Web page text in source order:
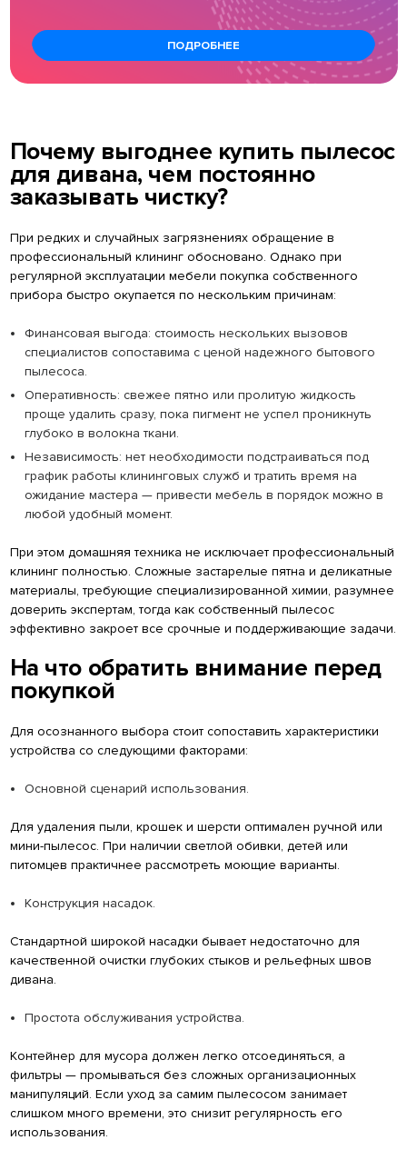
ПОДРОБНЕЕ
Почему выгоднее купить пылесос
для дивана, чем постоянно
заказывать чистку?
При редких и случайных загрязнениях обращение в
профессиональный клининг обосновано. Однако при
регулярной эксплуатации мебели покупка собственного
прибора быстро окупается по нескольким причинам:
Финансовая выгода: стоимость нескольких вызовов
специалистов сопоставима с ценой надежного бытового
пылесоса.
Оперативность: свежее пятно или пролитую жидкость
проще удалить сразу, пока пигмент не успел проникнуть
глубоко в волокна ткани.
Независимость: нет необходимости подстраиваться под
график работы клининговых служб и тратить время на
ожидание мастера — привести мебель в порядок можно в
любой удобный момент.
При этом домашняя техника не исключает профессиональный
клининг полностью. Сложные застарелые пятна и деликатные
материалы, требующие специализированной химии, разумнее
доверить экспертам, тогда как собственный пылесос
эффективно закроет все срочные и поддерживающие задачи.
На что обратить внимание перед
покупкой
Для осознанного выбора стоит сопоставить характеристики
устройства со следующими факторами:
Основной сценарий использования.
Для удаления пыли, крошек и шерсти оптимален ручной или
мини-пылесос. При наличии светлой обивки, детей или
питомцев практичнее рассмотреть моющие варианты.
Конструкция насадок.
Стандартной широкой насадки бывает недостаточно для
качественной очистки глубоких стыков и рельефных швов
дивана.
Простота обслуживания устройства.
Контейнер для мусора должен легко отсоединяться, а
фильтры — промываться без сложных организационных
манипуляций. Если уход за самим пылесосом занимает
слишком много времени, это снизит регулярность его
использования.